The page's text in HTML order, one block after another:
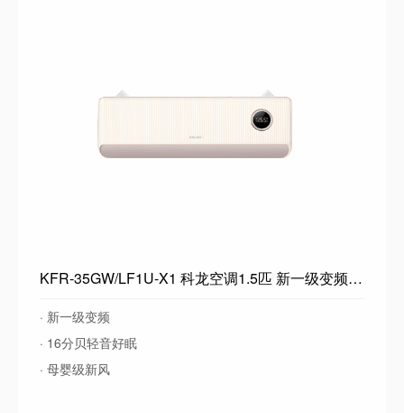
KFR-35GW/LF1U-X1 科龙空调1.5匹 新一级变频 母婴级新风 睡眠空调
· 新一级变频
· 16分贝轻音好眠
· 母婴级新风